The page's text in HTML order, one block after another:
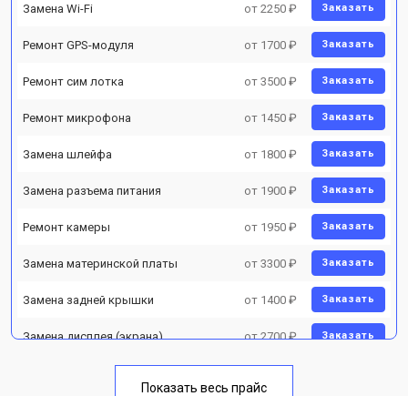
Замена Wi-Fi от 2250 ₽ Заказать
Ремонт GPS-модуля от 1700 ₽ Заказать
Ремонт сим лотка от 3500 ₽ Заказать
Ремонт микрофона от 1450 ₽ Заказать
Замена шлейфа от 1800 ₽ Заказать
Замена разъема питания от 1900 ₽ Заказать
Ремонт камеры от 1950 ₽ Заказать
Замена материнской платы от 3300 ₽ Заказать
Замена задней крышки от 1400 ₽ Заказать
Замена дисплея (экрана) от 2700 ₽ Заказать
Показать весь прайс